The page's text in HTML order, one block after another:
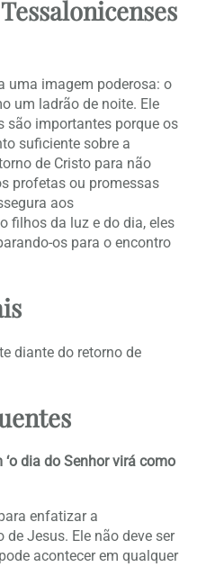
uma imagem poderosa: o
um ladrão de noite. Ele
são importantes porque os
suficiente sobre a
de Cristo para não
profetas ou promessas
aos
filhos da luz e do dia, eles
os para o encontro
diante do retorno de
dia do Senhor virá como
enfatizar a
Jesus. Ele não deve ser
acontecer em qualquer